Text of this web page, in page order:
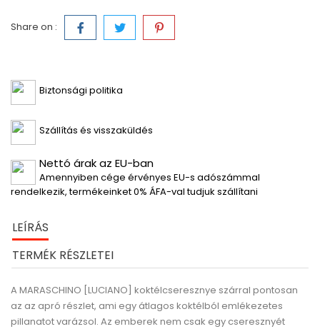
Share on :
Biztonsági politika
Szállítás és visszaküldés
Nettó árak az EU-ban
Amennyiben cége érvényes EU-s adószámmal
rendelkezik, termékeinket 0% ÁFA-val tudjuk szállítani
LEÍRÁS
TERMÉK RÉSZLETEI
A MARASCHINO [LUCIANO] koktélcseresznye szárral pontosan
az az apró részlet, ami egy átlagos koktélból emlékezetes
pillanatot varázsol. Az emberek nem csak egy cseresznyét